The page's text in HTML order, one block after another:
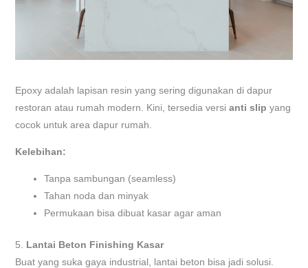
Epoxy adalah lapisan resin yang sering digunakan di dapur
restoran atau rumah modern. Kini, tersedia versi anti slip yang
cocok untuk area dapur rumah.
Kelebihan:
Tanpa sambungan (seamless)
Tahan noda dan minyak
Permukaan bisa dibuat kasar agar aman
5. Lantai Beton Finishing Kasar
Buat yang suka gaya industrial, lantai beton bisa jadi solusi.